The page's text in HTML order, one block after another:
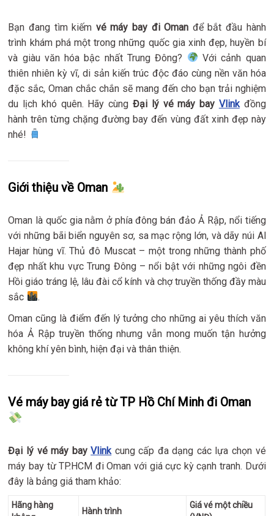
Bạn đang tìm kiếm vé máy bay đi Oman để bắt đầu hành
trình khám phá một trong những quốc gia xinh đẹp, huyền bí
và giàu văn hóa bậc nhất Trung Đông?
Với cảnh quan
thiên nhiên kỳ vĩ, di sản kiến trúc độc đáo cùng nền văn hóa
đặc sắc, Oman chắc chắn sẽ mang đến cho bạn trải nghiệm
du lịch khó quên. Hãy cùng Đại lý vé máy bay Vlinkđồng
hành trên từng chặng đường bay đến vùng đất xinh đẹp này
nhé!
Giới thiệu về Oman
Oman là quốc gia nằm ở phía đông bán đảo Ả Rập, nổi tiếng
với những bãi biển nguyên sơ, sa mạc rộng lớn, và dãy núi Al
Hajar hùng vĩ. Thủ đô Muscat – một trong những thành phố
đẹp nhất khu vực Trung Đông – nổi bật với những ngôi đền
Hồi giáo tráng lệ, lâu đài cổ kính và chợ truyền thống đầy màu
sắc
.
Oman cũng là điểm đến lý tưởng cho những ai yêu thích văn
hóa Ả Rập truyền thống nhưng vẫn mong muốn tận hưởng
không khí yên bình, hiện đại và thân thiện.
Vé máy bay giá rẻ từ TP Hồ Chí Minh đi Oman
Đại lý vé máy bayVlink cung cấp đa dạng các lựa chọn vé
máy bay từ TP.HCM đi Oman với giá cực kỳ cạnh tranh. Dưới
đây là bảng giá tham khảo:
Hãng hàng
Hành trình
Giá vé một chiều